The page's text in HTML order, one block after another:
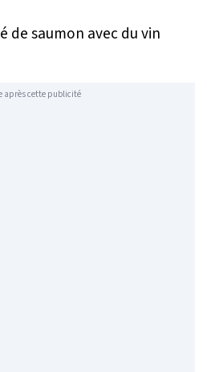
de saumon avec du vin
après cette publicité